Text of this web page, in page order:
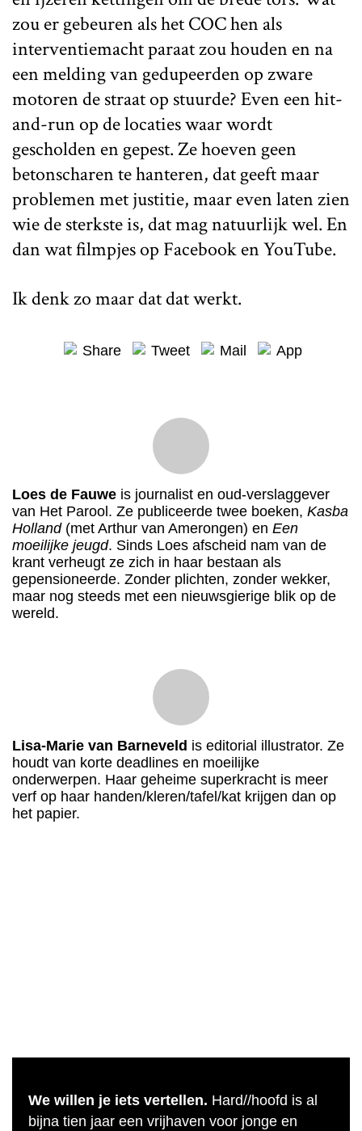
zou er gebeuren als het COC hen als
interventiemacht paraat zou houden en na
een melding van gedupeerden op zware
motoren de straat op stuurde? Even een hit-
and-run op de locaties waar wordt
gescholden en gepest. Ze hoeven geen
betonscharen te hanteren, dat geeft maar
problemen met justitie, maar even laten zien
wie de sterkste is, dat mag natuurlijk wel. En
dan wat filmpjes op Facebook en YouTube.
Ik denk zo maar dat dat werkt.
Share Tweet Mail App
Loes de Fauwe is journalist en oud-verslaggever
van Het Parool. Ze publiceerde twee boeken, Kasba
Holland(met Arthur van Amerongen) en Een
moeilijke jeugd. Sinds Loes afscheid nam van de
krant verheugt ze zich in haar bestaan als
gepensioneerde. Zonder plichten, zonder wekker,
maar nog steeds met een nieuwsgierige blik op de
wereld.
Lisa-Marie van Barneveld is editorial illustrator. Ze
houdt van korte deadlines en moeilijke
onderwerpen. Haar geheime superkracht is meer
verf op haar handen/kleren/tafel/kat krijgen dan op
het papier.
We willen je iets vertellen. Hard//hoofd is al
bijna tien jaar een vrijhaven voor jonge en